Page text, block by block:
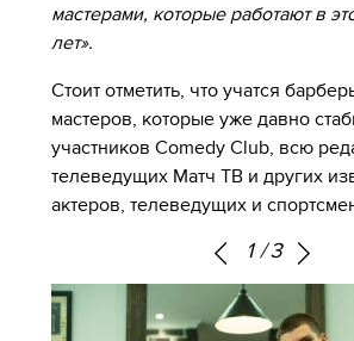
мастерами, которые работают в
лет».
Стоит отметить, что учатся
мастеров, которые уже давно
участников Comedy Club, всю
телеведущих Матч ТВ и других
актеров, телеведущих и
1/3